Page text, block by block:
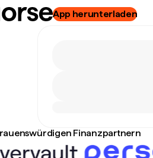
App herunterladen
Finanzpartnern